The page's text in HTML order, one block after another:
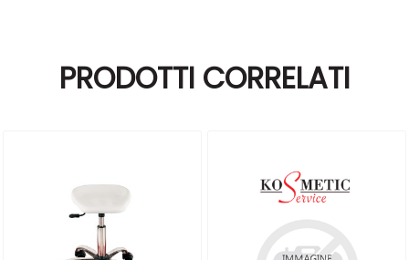
PRODOTTI CORRELATI